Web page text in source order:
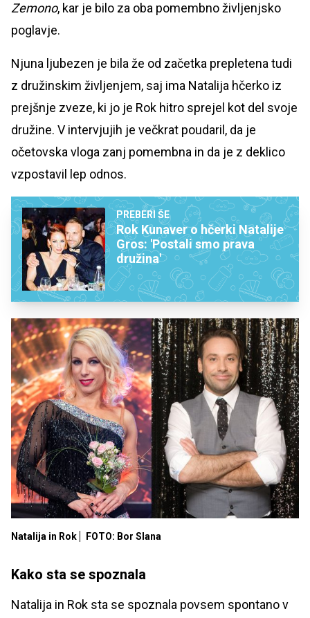
Zemono, kar je bilo za oba pomembno življenjsko
poglavje.
Njuna ljubezen je bila že od začetka prepletena tudi
z družinskim življenjem, saj ima Natalija hčerko iz
prejšnje zveze, ki jo je Rok hitro sprejel kot del svoje
družine. V intervjujih je večkrat poudaril, da je
očetovska vloga zanj pomembna in da je z deklico
vzpostavil lep odnos.
PREBERI ŠE
Rok Kunaver o hčerki Natalije
Gros: 'Postali smo prava
družina'
Natalija in Rok FOTO: Bor Slana
Kako sta se spoznala
Natalija in Rok sta se spoznala povsem spontano v